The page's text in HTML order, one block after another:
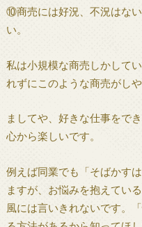
⑩商売には好況、不況はな
い。
私は小規模な商売しかして
れずにこのような商売がし
ましてや、好きな仕事をで
心から楽しいです。
例えば同業でも「そばかす
ますが、お悩みを抱えてい
風には言いきれないです。